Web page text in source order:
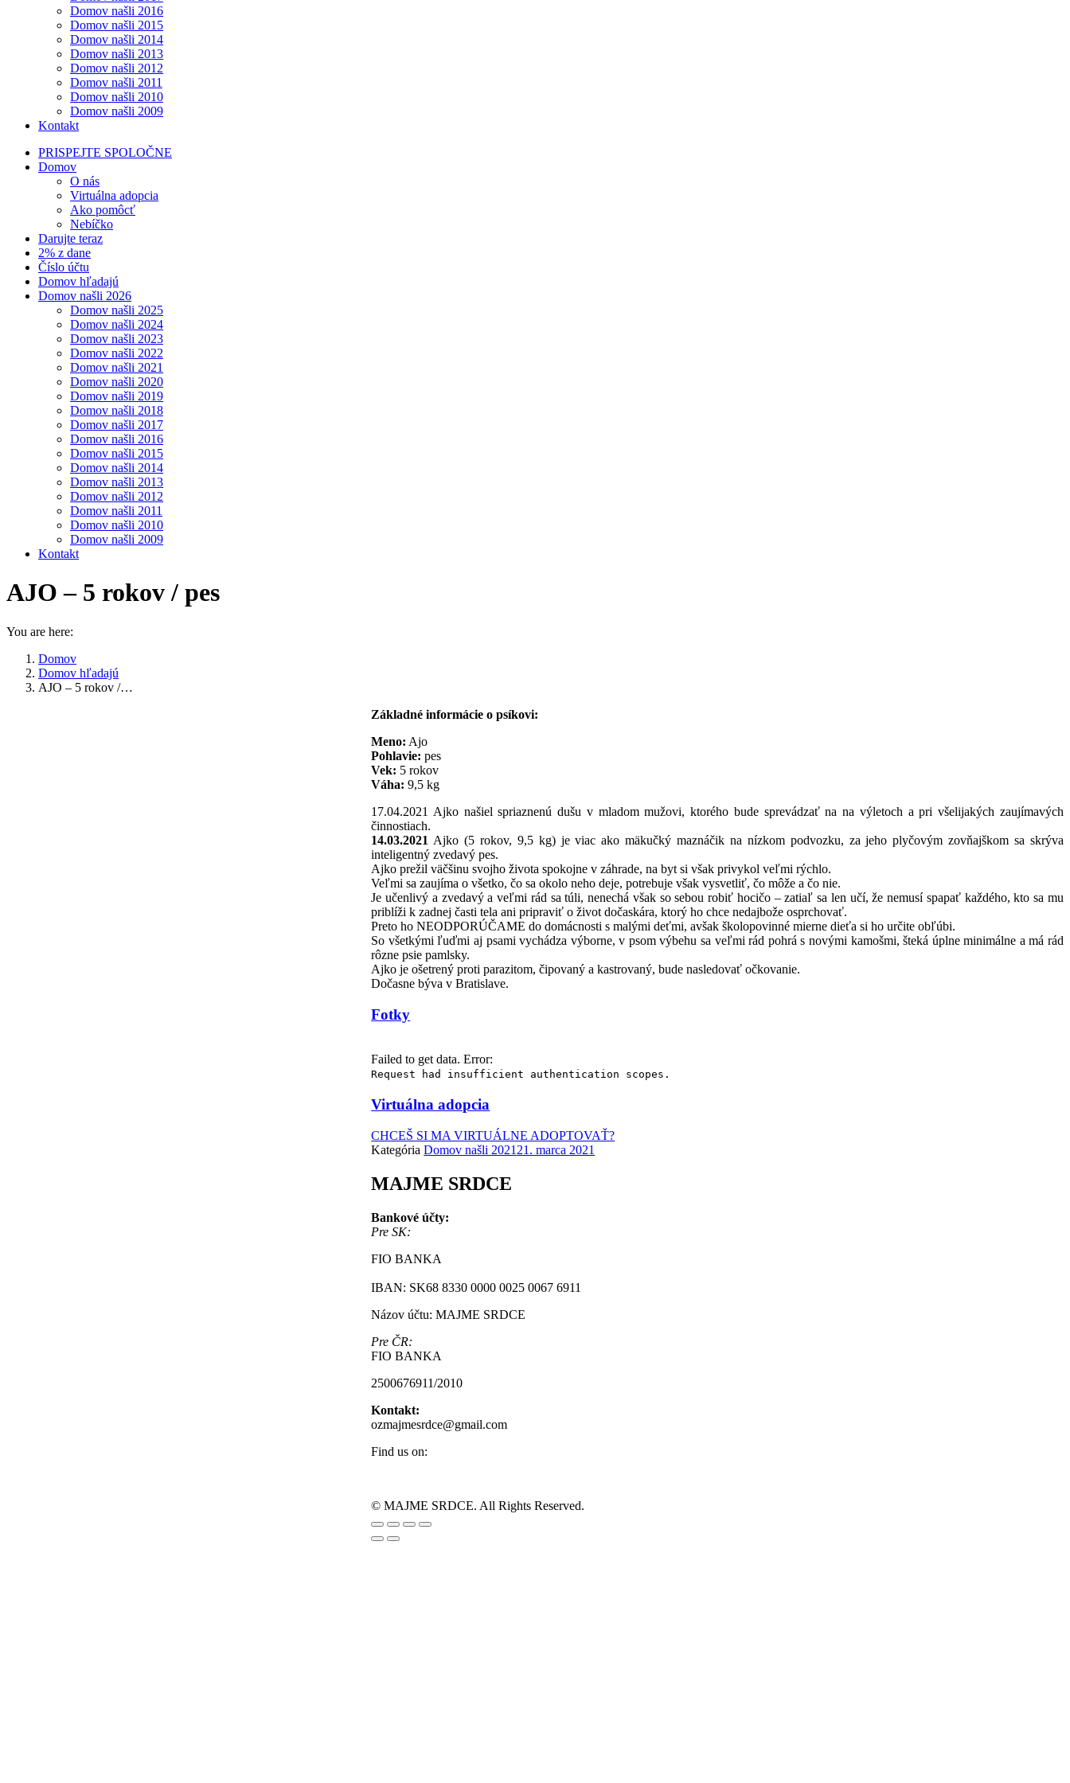
Domov našli 2016
Domov našli 2015
Domov našli 2014
Domov našli 2013
Domov našli 2012
Domov našli 2011
Domov našli 2010
Domov našli 2009
Kontakt
PRISPEJTE SPOLOČNE
Domov
O nás
Virtuálna adopcia
Ako pomôcť
Nebíčko
Darujte teraz
2% z dane
Číslo účtu
Domov hľadajú
Domov našli 2026
Domov našli 2025
Domov našli 2024
Domov našli 2023
Domov našli 2022
Domov našli 2021
Domov našli 2020
Domov našli 2019
Domov našli 2018
Domov našli 2017
Domov našli 2016
Domov našli 2015
Domov našli 2014
Domov našli 2013
Domov našli 2012
Domov našli 2011
Domov našli 2010
Domov našli 2009
Kontakt
AJO – 5 rokov / pes
You are here:
Domov
Domov hľadajú
AJO – 5 rokov /…
Základné informácie o psíkovi:
Meno: Ajo
Pohlavie: pes
Vek: 5 rokov
Váha: 9,5 kg
17.04.2021 Ajko našiel spriaznenú dušu v mladom mužovi, ktorého bude sprevádzať na na výletoch a pri všelijakých zaujímavých
činnostiach.
14.03.2021 Ajko (5 rokov, 9,5 kg) je viac ako mäkučký maznáčik na nízkom podvozku, za jeho plyčovým zovňajškom sa skrýva
inteligentný zvedavý pes.
Ajko prežil väčšinu svojho života spokojne v záhrade, na byt si však privykol veľmi rýchlo.
Veľmi sa zaujíma o všetko, čo sa okolo neho deje, potrebuje však vysvetliť, čo môže a čo nie.
Je učenlivý a zvedavý a veľmi rád sa túli, nenechá však so sebou robiť hocičo – zatiaľ sa len učí, že nemusí spapať každého, kto sa mu
priblíži k zadnej časti tela ani pripraviť o život dočaskára, ktorý ho chce nedajbože osprchovať.
Preto ho NEODPORÚČAME do domácnosti s malými deťmi, avšak školopovinné mierne dieťa si ho určite obľúbi.
So všetkými ľuďmi aj psami vychádza výborne, v psom výbehu sa veľmi rád pohrá s novými kamošmi, šteká úplne minimálne a má rád
rôzne psie pamlsky.
Ajko je ošetrený proti parazitom, čipovaný a kastrovaný, bude nasledovať očkovanie.
Dočasne býva v Bratislave.
Fotky
Failed to get data. Error:
Request had insufficient authentication scopes.
Virtuálna adopcia
CHCEŠ SI MA VIRTUÁLNE ADOPTOVAŤ?
KategóriaDomov našli 2021 21. marca 2021
MAJME SRDCE
Bankové účty:
Pre SK:
FIO BANKA
IBAN: SK68 8330 0000 0025 0067 6911
Názov účtu: MAJME SRDCE
Pre ČR:
FIO BANKA
2500676911/2010
Kontakt:
ozmajmesrdce@gmail.com
Find us on:
opens
in
new
opens
in
new
© MAJME SRDCE. All Rights Reserved.
Go
to